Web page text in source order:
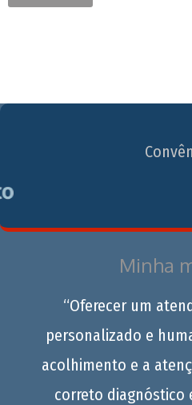
Minha
“Oferecer um
personalizado e
acolhimento e a
correto diagnóstico